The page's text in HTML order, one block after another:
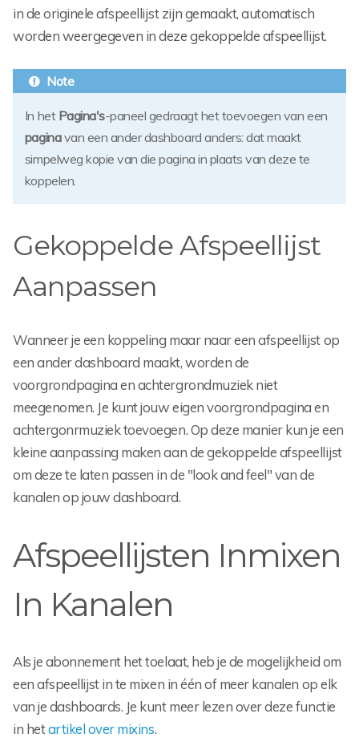
in de originele afspeellijst zijn gemaakt, automatisch
worden weergegeven in deze gekoppelde afspeellijst.
In het Pagina's-paneel gedraagt het toevoegen van een
paginavan een ander dashboard anders: dat maakt
simpelweg kopie van die pagina in plaats van deze te
koppelen.
Gekoppelde Afspeellijst
Aanpassen
Wanneer je een koppeling maar naar een afspeellijst op
een ander dashboard maakt, worden de
voorgrondpagina en achtergrondmuziek niet
meegenomen. Je kunt jouw eigen voorgrondpagina en
achtergonrmuziek toevoegen. Op deze manier kun je een
kleine aanpassing maken aan de gekoppelde afspeellijst
om deze te laten passen in de "look and feel" van de
kanalen op jouw dashboard.
Afspeellijsten Inmixen
In Kanalen
Als je abonnement het toelaat, heb je de mogelijkheid om
een afspeellijst in te mixen in één of meer kanalen op elk
van je dashboards. Je kunt meer lezen over deze functie
in hetartikel over mixins.